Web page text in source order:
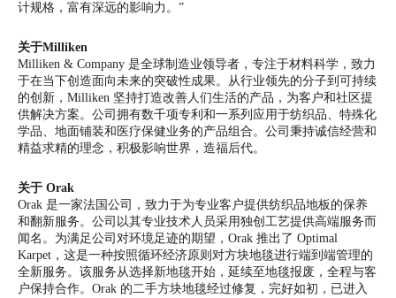
计规格，富有深远的影响力。”
关于Milliken
Milliken & Company 是全球制造业领导者，专注于材料科学，致力
于在当下创造面向未来的突破性成果。从行业领先的分子到可持续
的创新，Milliken 坚持打造改善人们生活的产品，为客户和社区提
供解决方案。公司拥有数千项专利和一系列应用于纺织品、特殊化
学品、地面铺装和医疗保健业务的产品组合。公司秉持诚信经营和
精益求精的理念，积极影响世界，造福后代。
关于 Orak
Orak 是一家法国公司，致力于为专业客户提供纺织品地板的保养
和翻新服务。公司以其专业技术人员采用独创工艺提供高端服务而
闻名。为满足公司对环境足迹的期望，Orak 推出了 Optimal
Karpet，这是一种按照循环经济原则对方块地毯进行端到端管理的
全新服务。该服务从选择新地毯开始，延续至地毯报废，全程与客
户保持合作。Orak 的二手方块地毯经过修复，完好如初，已进入